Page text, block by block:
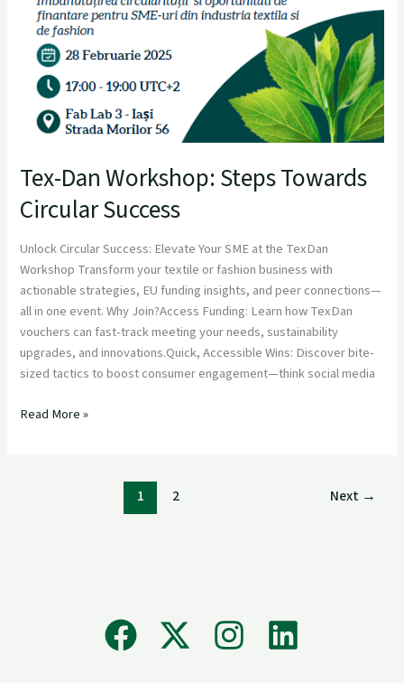
Tex-Dan Workshop: Steps Towards
Circular Success
Unlock Circular Success: Elevate Your SME at the TexDan
Workshop Transform your textile or fashion business with
actionable strategies, EU funding insights, and peer connections—
all in one event. Why Join?Access Funding: Learn how TexDan
vouchers can fast-track meeting your needs, sustainability
upgrades, and innovations.Quick, Accessible Wins: Discover bite-
sized tactics to boost consumer engagement—think social media
Read More »
1 2 Next →